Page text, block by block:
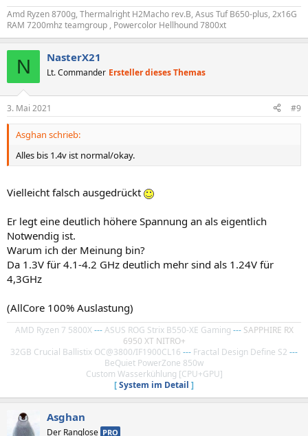
Amd Ryzen 8700g, Thermalright H2Macho rev.B, Asus Tuf B650-plus, 2x16G
RAM 7200mhz teamgroup , Powercolor Hellhound 7800xt
N NasterX21
Lt. Commander Ersteller dieses Themas
3. Mai 2021 #9
Asghan schrieb:
Alles bis 1.4v ist normal/okay.
Vielleicht falsch ausgedrückt
Er legt eine deutlich höhere Spannung an als eigentlich
Notwendig ist.
Warum ich der Meinung bin?
Da 1.3V für 4.1-4.2 GHz deutlich mehr sind als 1.24V für
4,3GHz
(AllCore 100% Auslastung)
AMD Ryzen 7 5800X --- ASUS ROG Strix B550-XE Gaming --- SAPPHIRE RX
6950 XT NITRO+
32GB Crucial Ballistix OC@3800/IF1900CL16 --- Fractal Design Define S2 ---
BeQuiet PowerZone 850w
Custom Wasserkühlung [CPU+GPU]
[System im Detail ]
Asghan
Der Ranglose PRO